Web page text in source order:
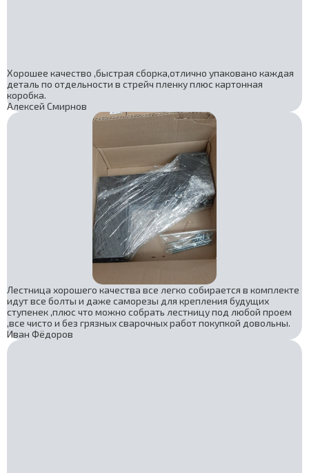
Хорошее качество ,быстрая сборка,отлично упаковано каждая
деталь по отдельности в стрейч пленку плюс картонная
коробка.
Алексей Смирнов
Лестница хорошего качества все легко собирается в комплекте
идут все болты и даже саморезы для крепления будущих
ступенек ,плюс что можно собрать лестницу под любой проем
,все чисто и без грязных сварочных работ покупкой довольны.
Иван Фёдоров